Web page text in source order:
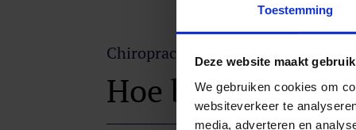
Toestemming
Deze website maakt
We gebruiken cookies om
websiteverkeer te
media, adverteren en
Chiropractie Praktijk Kennemerland
Hoe behandelen